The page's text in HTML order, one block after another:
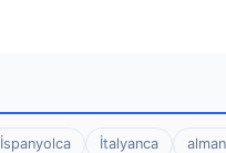
İspanyolca İtalyanca